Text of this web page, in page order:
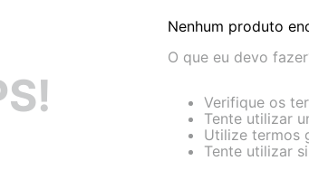
Nenhum produto
O que eu devo
Verifique os
Tente utilizar
Utilize termos
Tente utilizar